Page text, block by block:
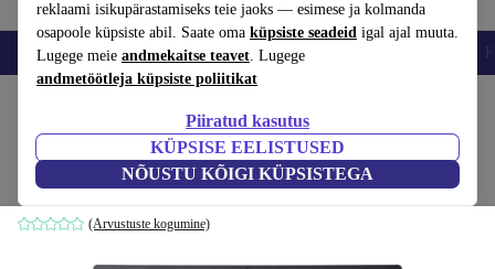
reklaami isikupärastamiseks teie jaoks — esimese ja kolmanda
osapoole küpsiste abil. Saate oma küpsiste seadeid igal ajal muuta.
Lugege meie andmekaitse teavet. Lugege
andmetöötleja küpsiste poliitikat
Piiratud kasutus
KÜPSISE EELISTUSED
NÕUSTU KÕIGI KÜPSISTEGA
Nutitelefoni Sülearvutid Tahvelarvutid Nutikellad
Acer Swift 1 SF114-34 | N5000 | 14"
4 GB | 256 GB SSD | roosa | Win 11 Home | DE
(Arvustuste kogumine)